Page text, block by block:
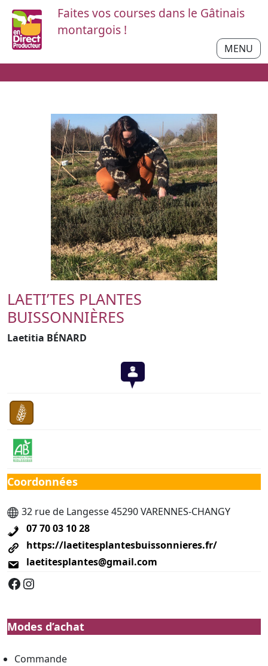
Faites vos courses dans le Gâtinais
montargois !
MENU
LAETI’TES PLANTES
BUISSONNIÈRES
Laetitia BÉNARD
Coordonnées
32 rue de Langesse 45290 VARENNES-CHANGY
07 70 03 10 28
https://laetitesplantesbuissonnieres.fr/
laetitesplantes@gmail.com
Facebook Instagram
Modes d’achat
Commande